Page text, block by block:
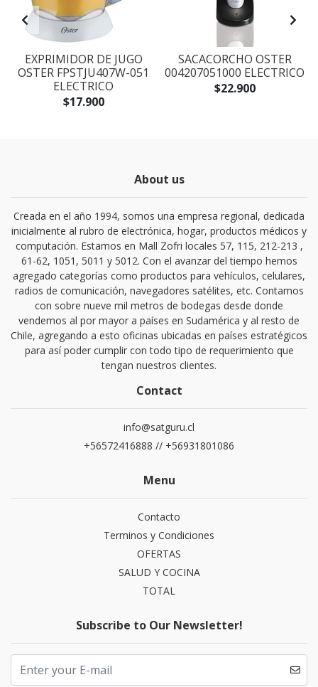
EXPRIMIDOR DE JUGO
OSTER FPSTJU407W-051
ELECTRICO
$17.900
SACACORCHO OSTER
004207051000 ELECTRICO
$22.900
About us
Creada en el año 1994, somos una empresa regional, dedicada
inicialmente al rubro de electrónica, hogar, productos médicos y
computación. Estamos en Mall Zofri locales 57, 115, 212-213 ,
61-62, 1051, 5011 y 5012. Con el avanzar del tiempo hemos
agregado categorías como productos para vehículos, celulares,
radios de comunicación, navegadores satélites, etc. Contamos
con sobre nueve mil metros de bodegas desde donde
vendemos al por mayor a países en Sudamérica y al resto de
Chile, agregando a esto oficinas ubicadas en países estratégicos
para así poder cumplir con todo tipo de requerimiento que
tengan nuestros clientes.
Contact
info@satguru.cl
+56572416888 // +56931801086
Menu
Contacto
Terminos y Condiciones
OFERTAS
SALUD Y COCINA
TOTAL
Subscribe to Our Newsletter!